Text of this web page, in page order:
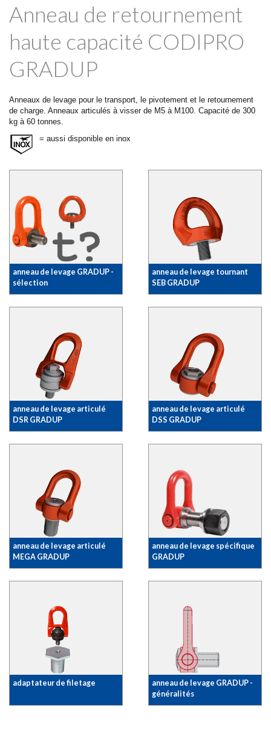
Anneau de retournement
haute capacité CODIPRO
GRADUP
Anneaux de levage pour le transport, le pivotement et le retournement
de charge. Anneaux articulés à visser de M5 à M100. Capacité de 300
kg à 60 tonnes.
= aussi disponible en inox
anneau de levage GRADUP -
sélection
anneau de levage tournant
SEB GRADUP
anneau de levage articulé
DSR GRADUP
anneau de levage articulé
DSS GRADUP
anneau de levage articulé
MEGA GRADUP
anneau de levage spécifique
GRADUP
adaptateur de filetage
anneau de levage GRADUP -
généralités